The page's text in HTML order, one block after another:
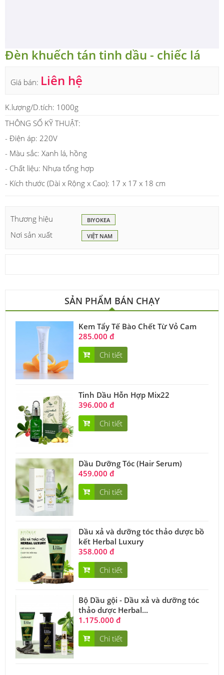
Đèn khuếch tán tinh dầu - chiếc lá
Giá bán: Liên hệ
K.lượng/D.tích: 1000g
THÔNG SỐ KỸ THUẬT:
- Điện áp: 220V
- Màu sắc: Xanh lá, hồng
- Chất liệu: Nhựa tổng hợp
- Kích thước (Dài x Rộng x Cao): 17 x 17 x 18 cm
Thương hiệu BIYOKEA
Nơi sản xuất VIỆT NAM
SẢN PHẨM BÁN CHẠY
Kem Tẩy Tế Bào Chết Từ Vỏ Cam
285.000 đ
Chi tiết
Tinh Dầu Hỗn Hợp Mix22
396.000 đ
Chi tiết
Dầu Dưỡng Tóc (Hair Serum)
459.000 đ
Chi tiết
Dầu xả và dưỡng tóc thảo dược bồ
kết Herbal Luxury
358.000 đ
Chi tiết
Bộ Dầu gội - Dầu xả và dưỡng tóc
thảo dược Herbal...
1.175.000 đ
Chi tiết